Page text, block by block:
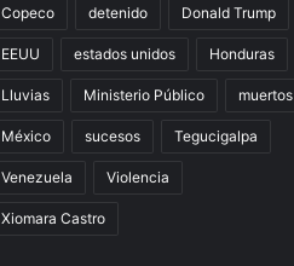
Copeco detenido Donald Trump
EEUU estados unidos Honduras
Lluvias Ministerio Público muertos
México sucesos Tegucigalpa
Venezuela Violencia
Xiomara Castro